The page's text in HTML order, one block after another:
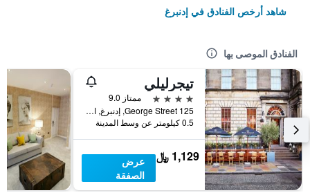
شاهد أرخص الفنادق في إدنبرغ
الفنادق الموصى بها
تيجرليلي
4 نجوم
ممتاز 9.0
125 George Street, إدنبرغ, المملكة المتحدة
0.5 كيلومتر عن وسط المدينة
1,129 ﷼
عرض
الصفقة